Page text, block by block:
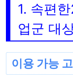
1. 속편
업군 대
이용 가능